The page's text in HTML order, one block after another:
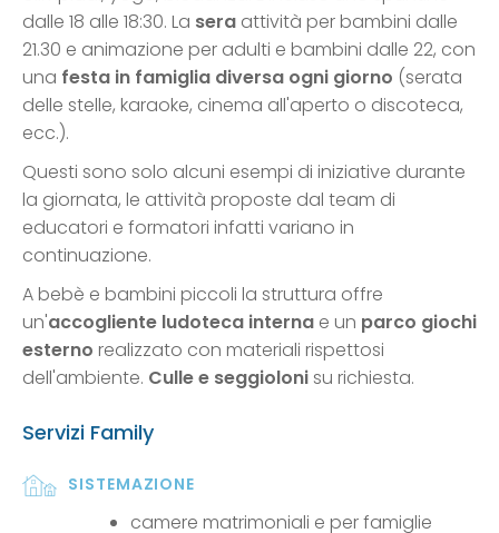
dalle 18 alle 18:30. La sera attività per bambini dalle
21.30 e animazione per adulti e bambini dalle 22, con
una festa in famiglia diversa ogni giorno (serata
delle stelle, karaoke, cinema all'aperto o discoteca,
ecc.).
Questi sono solo alcuni esempi di iniziative durante
la giornata, le attività proposte dal team di
educatori e formatori infatti variano in
continuazione.
A bebè e bambini piccoli la struttura offre
un'accogliente ludoteca interna e un parco giochi
esterno realizzato con materiali rispettosi
dell'ambiente. Culle e seggiolonisu richiesta.
Servizi Family
SISTEMAZIONE
camere matrimoniali e per famiglie